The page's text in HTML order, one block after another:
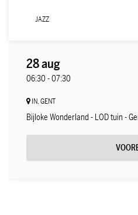
JAZZ
28 aug
06:30-07:30
IN, GENT
Bijloke Wonderland - LOD tuin -